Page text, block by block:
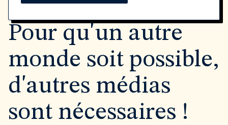
Pour qu'un autre
monde soit possible,
d'autres médias
sont nécessaires !